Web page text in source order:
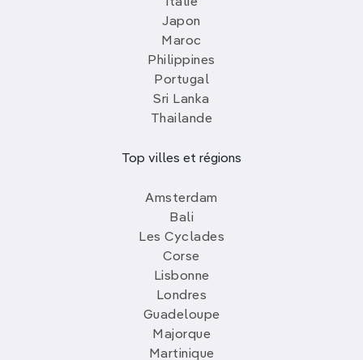
proposent une cuisine internationale à une clientèle
soumise à un code vestimentaire (nu-pieds
Japon
Maroc
Philippines
Portugal
Sri Lanka
Thailande
Top villes et régions
Amsterdam
Bali
Les Cyclades
Corse
Lisbonne
Londres
Guadeloupe
Majorque
Martinique